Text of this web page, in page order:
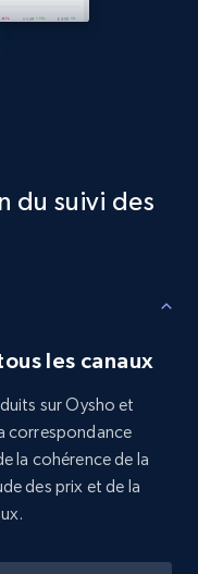
category url
Commencer
specified
Discount,
Commencer
du suivi des
les canaux
sur Oysho et
correspondance
la cohérence de la
des prix et de la